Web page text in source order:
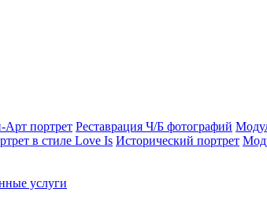
Арт портрет Реставрация Ч/Б фотографий
в стиле Love Is Исторический портрет
услуги